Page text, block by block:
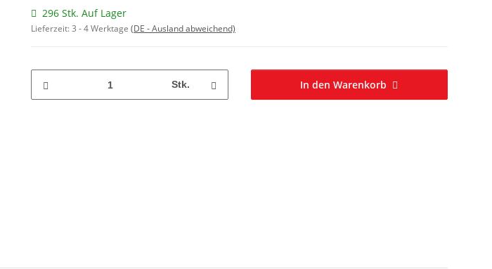
296 Stk. Auf Lager
Lieferzeit:3 - 4 Werktage (DE - Ausland abweichend)
Stk. In den Warenkorb